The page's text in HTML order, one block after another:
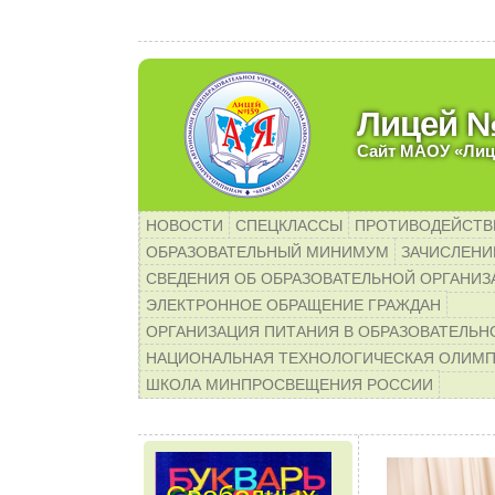
Лицей
Сайт МАОУ
НОВОСТИ СПЕЦКЛАССЫ
ОБРАЗОВАТЕЛЬНЫЙ МИНИМУМ
СВЕДЕНИЯ ОБ ОБРАЗОВАТЕЛЬНОЙ
ЭЛЕКТРОННОЕ ОБРАЩЕНИЕ ГРАЖДАН
ОРГАНИЗАЦИЯ ПИТАНИЯ В
НАЦИОНАЛЬНАЯ ТЕХНОЛОГИЧЕСКАЯ
ШКОЛА МИНПРОСВЕЩЕНИЯ РОССИИ